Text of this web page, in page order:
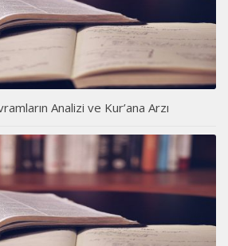
Analizi ve Kur’ana Arzı